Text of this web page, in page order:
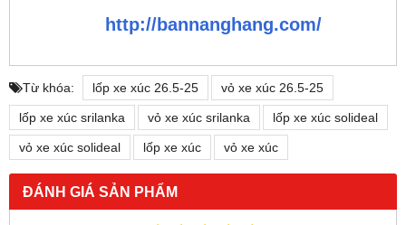
http://bannanghang.com/
Từ khóa: lốp xe xúc 26.5-25 vỏ xe xúc 26.5-25
lốp xe xúc srilanka vỏ xe xúc srilanka lốp xe xúc solideal
vỏ xe xúc solideal lốp xe xúc vỏ xe xúc
ĐÁNH GIÁ SẢN PHẨM